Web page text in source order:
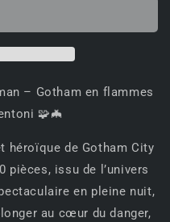
– Gotham en flammes
🧩🦇
héroïque de Gotham City
pièces, issu de l’univers
en pleine nuit,
au cœur du danger,